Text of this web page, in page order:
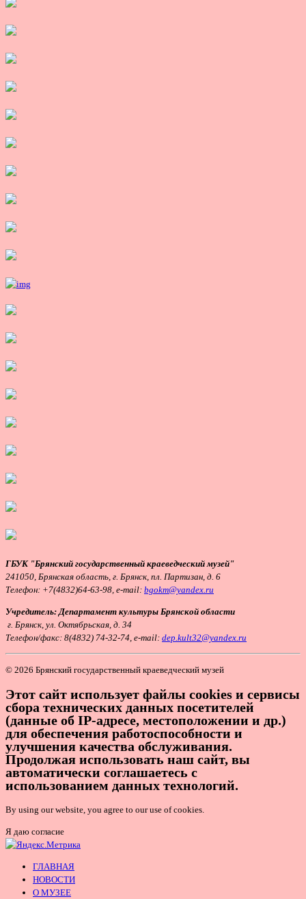
ГБУК "Брянский государственный краеведческий музей"
241050, Брянская область, г. Брянск, пл. Партизан, д. 6
Телефон: +7(4832)64-63-98, e-mail: bgokm@yandex.ru
Учредитель: Департамент культуры Брянской области
г. Брянск, ул. Октябрьская, д. 34
Телефон/факс: 8(4832) 74-32-74, e-mail: dep.kult32@yandex.ru
© 2026 Брянский государственный краеведческий музей
Этот сайт использует файлы cookies и сервисы
сбора технических данных посетителей
(данные об IP-адресе, местоположении и др.)
для обеспечения работоспособности и
улучшения качества обслуживания.
Продолжая использовать наш сайт, вы
автоматически соглашаетесь с
использованием данных технологий.
By using our website, you agree to our use of cookies.
Я даю согласие
ГЛАВНАЯ
НОВОСТИ
О МУЗЕЕ